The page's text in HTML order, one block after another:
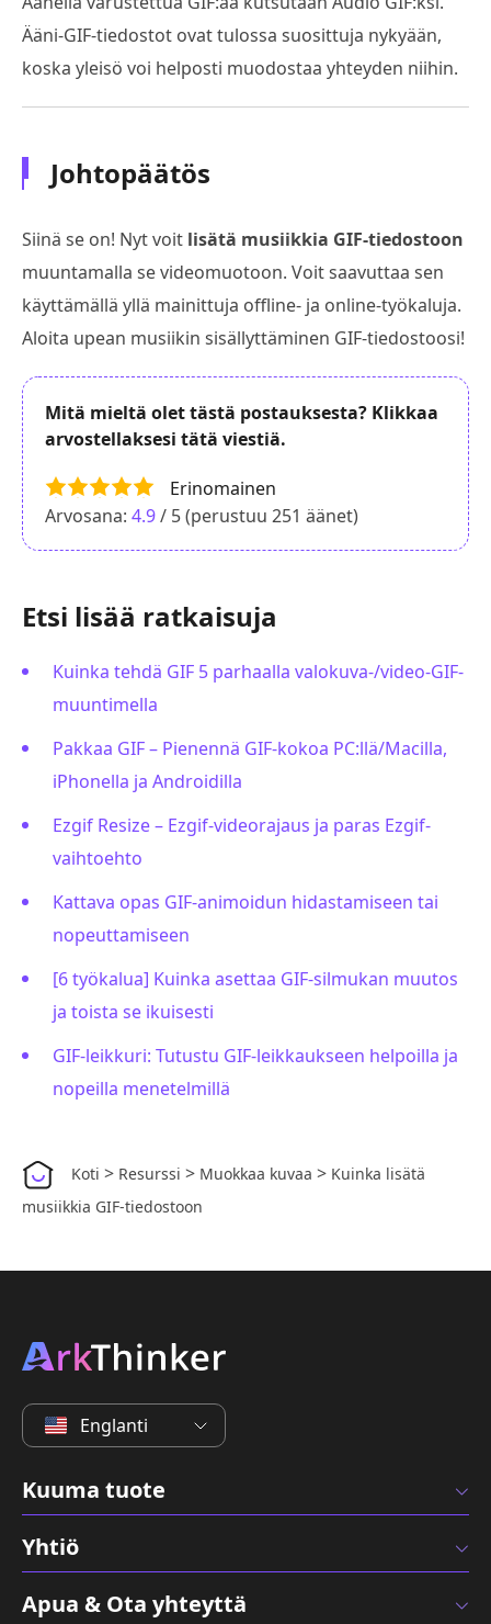
Ääni-GIF-tiedostot ovat tulossa suosittuja nykyään,
koska yleisö voi helposti muodostaa yhteyden niihin.
Johtopäätös
Siinä se on! Nyt voit lisätä musiikkia GIF-tiedostoon
muuntamalla se videomuotoon. Voit saavuttaa sen
käyttämällä yllä mainittuja offline- ja online-työkaluja.
Aloita upean musiikin sisällyttäminen GIF-tiedostoosi!
Mitä mieltä olet tästä postauksesta? Klikkaa
arvostellaksesi tätä viestiä.
Erinomainen
Arvosana: 4.9/ 5 (perustuu 251 äänet)
Etsi lisää ratkaisuja
Kuinka tehdä GIF 5 parhaalla valokuva-/video-GIF-
muuntimella
Pakkaa GIF – Pienennä GIF-kokoa PC:llä/Macilla,
iPhonella ja Androidilla
Ezgif Resize – Ezgif-videorajaus ja paras Ezgif-
vaihtoehto
Kattava opas GIF-animoidun hidastamiseen tai
nopeuttamiseen
[6 työkalua] Kuinka asettaa GIF-silmukan muutos
ja toista se ikuisesti
GIF-leikkuri: Tutustu GIF-leikkaukseen helpoilla ja
nopeilla menetelmillä
Koti > Resurssi > Muokkaa kuvaa > Kuinka lisätä
musiikkia GIF-tiedostoon
Englanti
Kuuma tuote
Yhtiö
Apua & Ota yhteyttä